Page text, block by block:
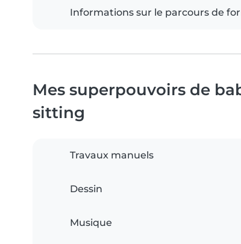
Informations sur le parcours de
Mes superpouvoirs de
sitting
Travaux manuels
Dessin
Musique